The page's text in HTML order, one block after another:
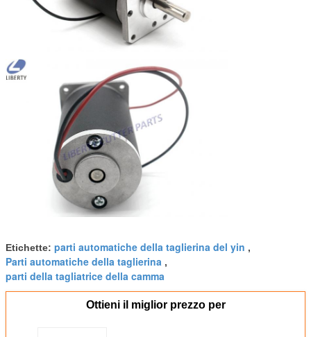
Etichette: parti automatiche della taglierina del yin ,
Parti automatiche della taglierina ,
parti della tagliatrice della camma
Ottieni il miglior prezzo per